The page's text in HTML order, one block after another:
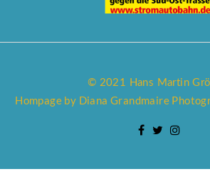
© 2021 Hans Martin
Hompage by Diana Grandmaire